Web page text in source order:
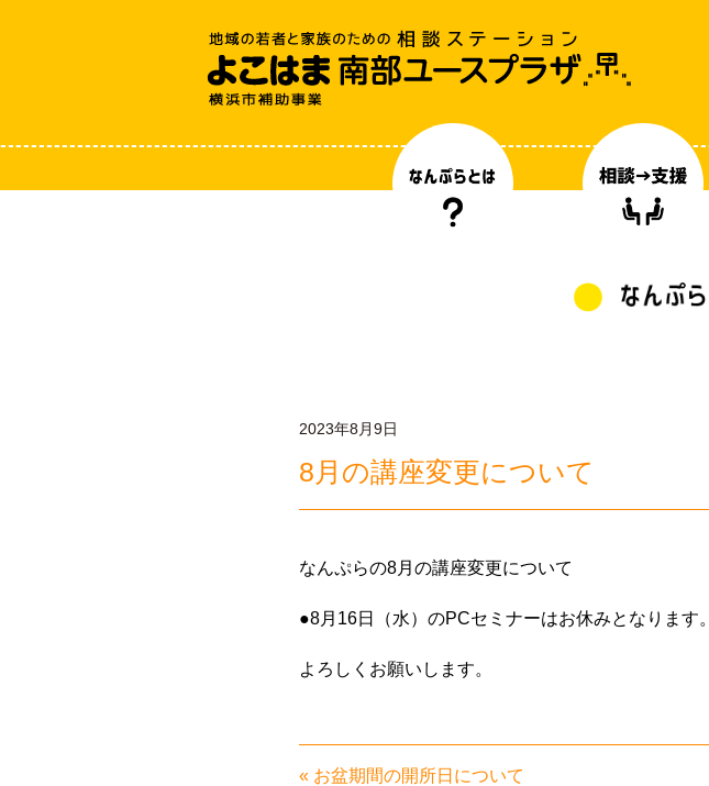
2023年8月9日
8月の講座変更について
なんぷらの8月の講座変更について
●8月16日（水）のPCセミナーはお休みとなります。
よろしくお願いします。
« お盆期間の開所日について